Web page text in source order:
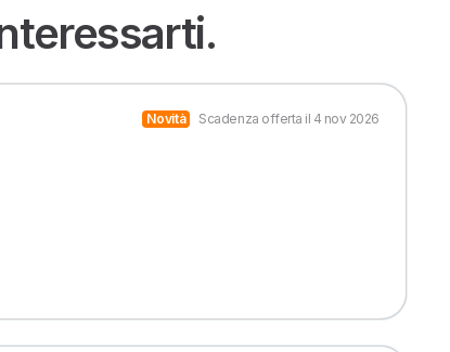
Novità Scadenza offerta il 4 nov 2026